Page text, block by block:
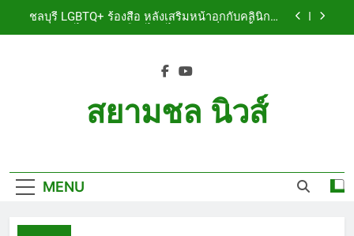
ชลบุรี LGBTQ+ ร้องสื่อ หลังเสริมหน้าอกกับคลินิกชื่อ
ก่อนพบเป็นศพเปลือยยัดกระเป๋า ทิ้งริมทางรถไฟ รวบ
คาสนามบินขณะเตรียมบินกลับประเทศ
ล้าน ปรับ ห้องประชุม–ห้องผู้บริหาร
ชลบุรี นทท.ฟินแลนด์ขี่จยย.หนีตายขึ้นโรงพักพัทยา
รับผิดชอบ พร้อมเตือนอย่าหลงเชื่อรีวิวราคาถูก
ชลบุรี หนุ่มใหญ่ออสซี่พาสาวไทยวัย 17 เข้าคอนโด
ชลบุรี ฉลุยก่อนหมดวาระ! สภาเมืองพัทยา ผ่านงบ 5.7
สยามชล นิวส์
MENU